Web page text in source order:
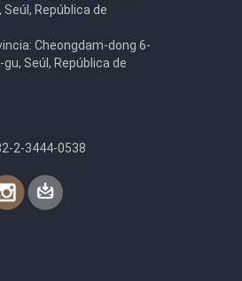
República de
Cheongdam-dong 6-
Seúl, República de
2-3444-0538